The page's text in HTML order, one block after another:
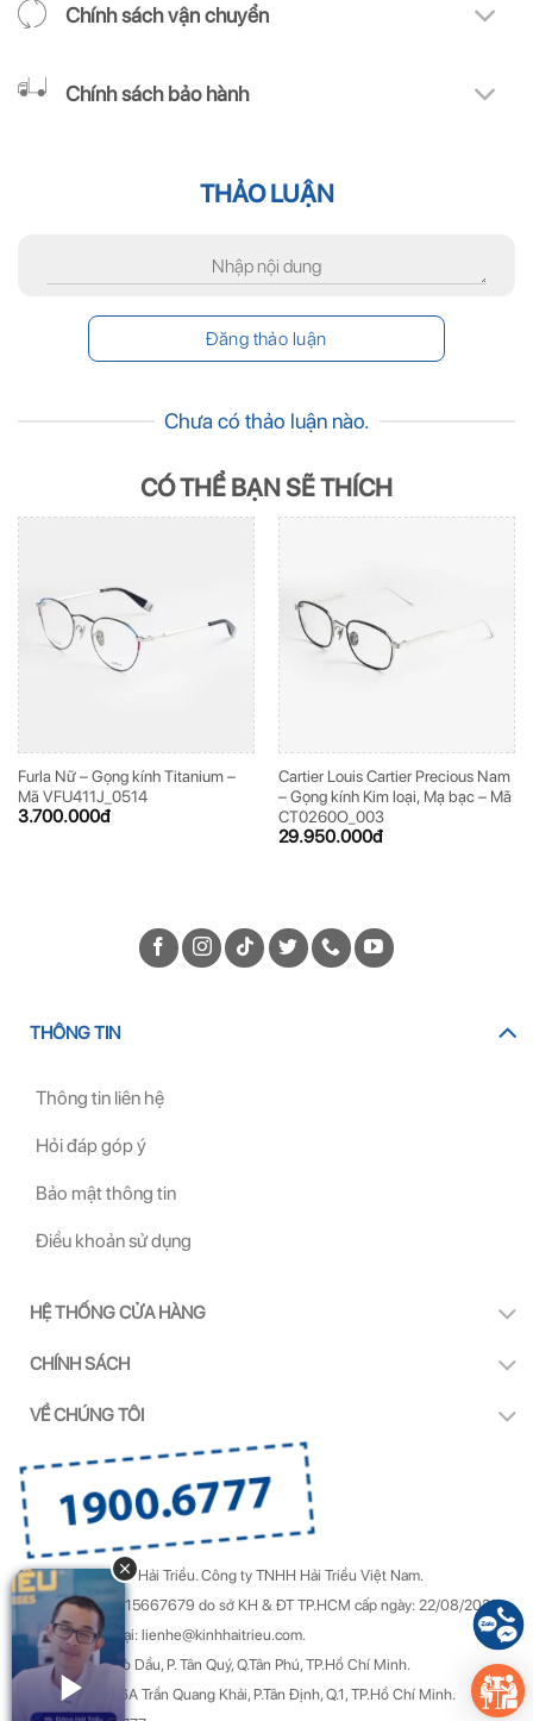
Chính sách vận chuyển
Chính sách bảo hành
THẢO LUẬN
Chưa có thảo luận nào.
CÓ THỂ BẠN SẼ THÍCH
Furla Nữ – Gọng kính Titanium –
Mã VFU411J_0514
3.700.000đ
Cartier Louis Cartier Precious Nam
– Gọng kính Kim loại, Mạ bạc – Mã
CT0260O_003
29.950.000đ
THÔNG TIN
Thông tin liên hệ
Hỏi đáp góp ý
Bảo mật thông tin
Điều khoản sử dụng
HỆ THỐNG CỬA HÀNG
CHÍNH SÁCH
VỀ CHÚNG TÔI
Copyright by Kính Hải Triều. Công ty TNHH Hải Triều Việt Nam.
GPDKKD Số: 0315667679 do sở KH & ĐT TP.HCM cấp ngày: 22/08/2022.
Góp ý & Khiếu nại: lienhe@kinhhaitrieu.com.
Địa chỉ: 50/22 Gò Dầu, P. Tân Quý, Q.Tân Phú, TP.Hồ Chí Minh.
Trụ sở chính: 156A Trần Quang Khải, P.Tân Định, Q.1, TP.Hồ Chí Minh.